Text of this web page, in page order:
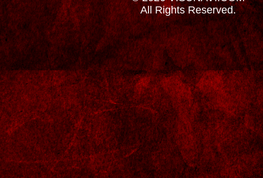
All Rights Reserved.